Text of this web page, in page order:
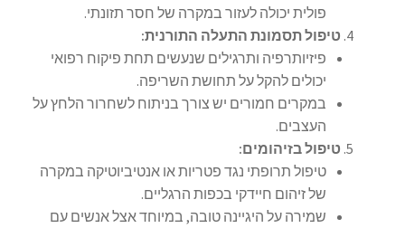
פולית יכולה לעזור במקרה של חסר תזונתי.
טיפול תסמונת התעלה התורנית:
פיזיותרפיה ותרגילים שנעשים תחת פיקוח רפואי
יכולים להקל על תחושת השריפה.
במקרים חמורים יש צורך בניתוח לשחרור הלחץ על
העצבים.
טיפול בזיהומים:
טיפול תרופתי נגד פטריות או אנטיביוטיקה במקרה
של זיהום חיידקי בכפות הרגליים.
שמירה על היגיינה טובה, במיוחד אצל אנשים עם